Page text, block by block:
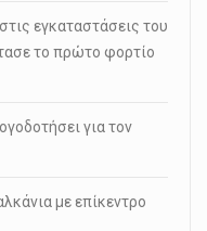
εγκαταστάσεις του
το πρώτο φορτίο
για τον
με επίκεντρο